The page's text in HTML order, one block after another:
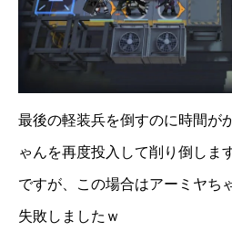
最後の軽装兵を倒すのに時間が
ゃんを再度投入して削り倒します
ですが、この場合はアーミヤち
失敗しましたｗ